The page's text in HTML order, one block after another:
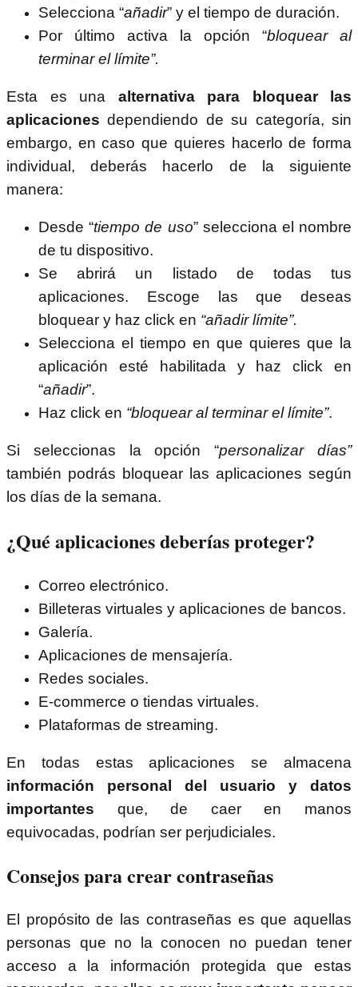
Selecciona “añadir” y el tiempo de duración.
Por último activa la opción “bloquear al
terminar el límite”.
Esta es una alternativa para bloquear las
aplicaciones dependiendo de su categoría, sin
embargo, en caso que quieres hacerlo de forma
individual, deberás hacerlo de la siguiente
manera:
Desde “tiempo de uso” selecciona el nombre
de tu dispositivo.
Se abrirá un listado de todas tus
aplicaciones. Escoge las que deseas
bloquear y haz click en “añadir límite”.
Selecciona el tiempo en que quieres que la
aplicación esté habilitada y haz click en
“añadir”.
Haz click en “bloquear al terminar el límite”.
Si seleccionas la opción “personalizar días”
también podrás bloquear las aplicaciones según
los días de la semana.
¿Qué aplicaciones deberías proteger?
Correo electrónico.
Billeteras virtuales y aplicaciones de bancos.
Galería.
Aplicaciones de mensajería.
Redes sociales.
E-commerce o tiendas virtuales.
Plataformas de streaming.
En todas estas aplicaciones se almacena
información personal del usuario y datos
importantes que, de caer en manos
equivocadas, podrían ser perjudiciales.
Consejos para crear contraseñas
El propósito de las contraseñas es que aquellas
personas que no la conocen no puedan tener
acceso a la información protegida que estas